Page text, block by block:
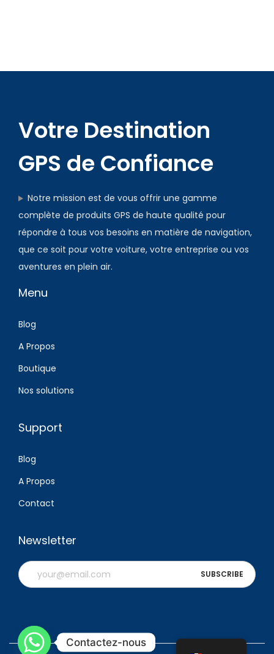
Votre Destination
GPS de Confiance
Notre mission est de vous offrir une gamme
complète de produits GPS de haute qualité pour
répondre à tous vos besoins en matière de navigation,
que ce soit pour votre voiture, votre entreprise ou vos
aventures en plein air.
Menu
Blog
A Propos
Boutique
Nos solutions
Support
Blog
A Propos
Contact
Newsletter
Contactez-nous